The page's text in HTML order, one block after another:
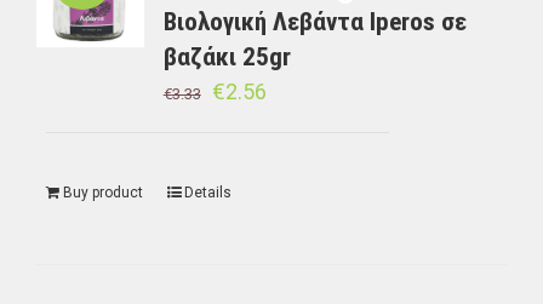
Βιολογική Λεβάντα Iperos σε
βαζάκι 25gr
€3.33 €2.56
Buy product Details